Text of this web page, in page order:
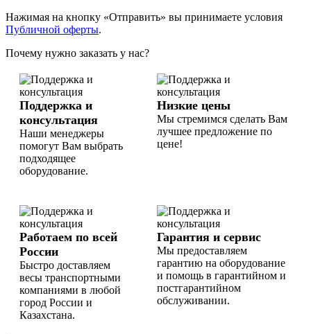
Нажимая на кнопку «Отправить» вы принимаете условия
Публичной оферты.
Почему нужно заказать у нас?
Поддержка и
консультация
Наши менеджеры
помогут Вам выбрать
подходящее
оборудование.
Низкие цены
Мы стремимся сделать Вам
лучшее предложение по
цене!
Работаем по всей
России
Быстро доставляем
весы транспортными
компаниями в любой
город России и
Казахстана.
Гарантия и сервис
Мы предоставляем
гарантию на оборудование
и помощь в гарантийном и
постгарантийном
обслуживании.